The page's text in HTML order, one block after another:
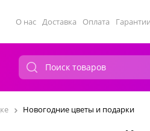
О нас Доставка Оплата Гарантии
Новогодние цветы и подарки